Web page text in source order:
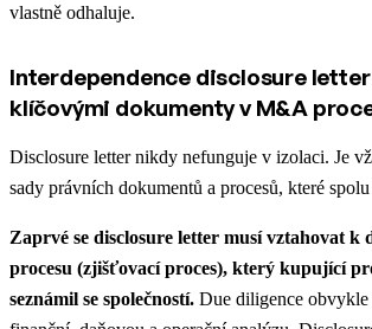
vlastně odhaluje.
Interdependence disclosure
klíčovými dokumenty v M&A
Disclosure letter nikdy nefunguje v izolaci. Je
sady právních dokumentů a procesů, které
Zaprvé se disclosure letter musí vztahovat k
procesu (zjišťovací proces), který kupující
seznámil se společností. Due diligence obvykle